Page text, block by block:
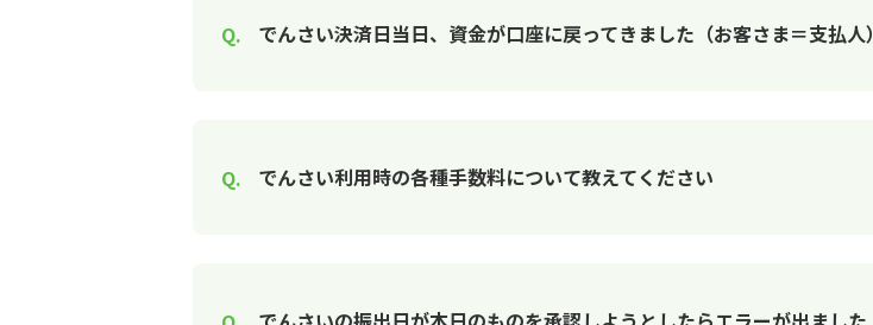
でんさい決済日当日、資金が口座に戻ってきました（お客さま＝支払人）
でんさい利用時の各種手数料について教えてください